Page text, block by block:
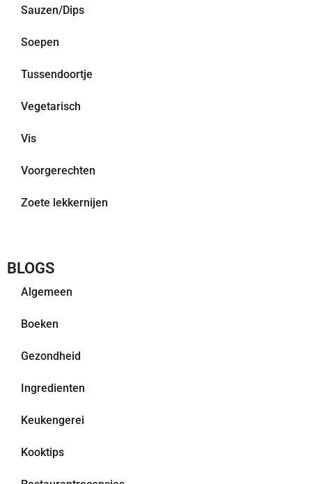
Sauzen/Dips
Soepen
Tussendoortje
Vegetarisch
Vis
Voorgerechten
Zoete lekkernijen
BLOGS
Algemeen
Boeken
Gezondheid
Ingredienten
Keukengerei
Kooktips